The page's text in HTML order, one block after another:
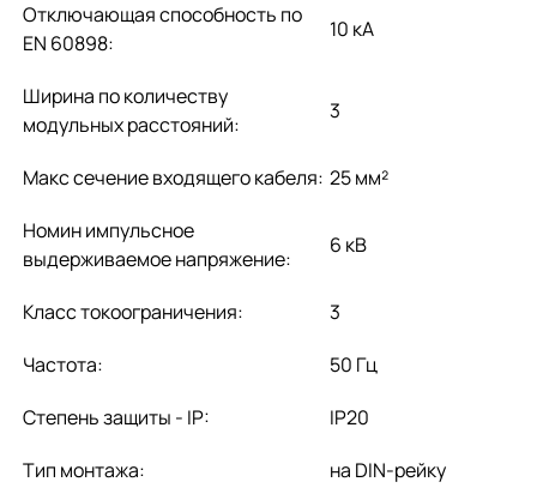
Отключающая способность по
EN 60898:
10 кА
Ширина по количеству
модульных расстояний:
3
Макс сечение входящего кабеля: 25 мм²
Номин импульсное
выдерживаемое напряжение:
6 кВ
Класс токоограничения:
3
Частота:
50 Гц
Степень защиты - IP:
IP20
Тип монтажа:
на DIN-рейку